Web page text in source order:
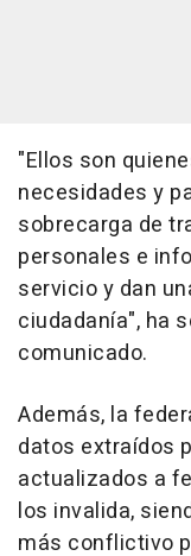
"Ellos son
necesidades y
sobrecarga de
personales e
servicio y dan
ciudadanía", ha
comunicado.
Además, la
datos extraídos
actualizados a
los invalida,
más conflictivo